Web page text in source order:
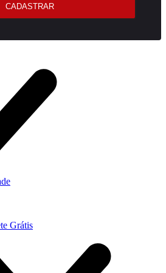
CADASTRAR
Grátis